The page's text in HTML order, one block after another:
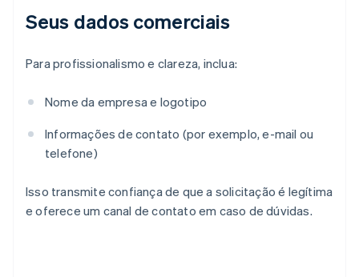
Seus dados comerciais
Para profissionalismo e clareza, inclua:
Nome da empresa e logotipo
Informações de contato (por exemplo, e-mail ou
telefone)
Isso transmite confiança de que a solicitação é legítima
e oferece um canal de contato em caso de dúvidas.